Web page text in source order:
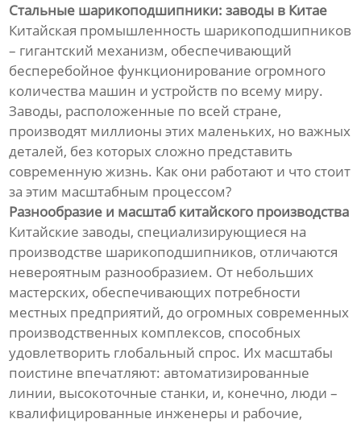
Стальные шарикоподшипники: заводы в Китае
Китайская промышленность шарикоподшипников
– гигантский механизм, обеспечивающий
бесперебойное функционирование огромного
количества машин и устройств по всему миру.
Заводы, расположенные по всей стране,
производят миллионы этих маленьких, но важных
деталей, без которых сложно представить
современную жизнь. Как они работают и что стоит
за этим масштабным процессом?
Разнообразие и масштаб китайского производства
Китайские заводы, специализирующиеся на
производстве шарикоподшипников, отличаются
невероятным разнообразием. От небольших
мастерских, обеспечивающих потребности
местных предприятий, до огромных современных
производственных комплексов, способных
удовлетворить глобальный спрос. Их масштабы
поистине впечатляют: автоматизированные
линии, высокоточные станки, и, конечно, люди –
квалифицированные инженеры и рабочие,